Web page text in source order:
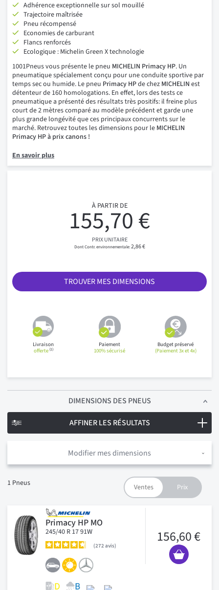
Adhérence exceptionnelle sur sol mouillé
Trajectoire maîtrisée
Pneu récompensé
Economies de carburant
Flancs renforcés
Ecologique : Michelin Green X technologie
1001Pneus vous présente le pneu MICHELIN Primacy HP. Un
pneumatique spécialement conçu pour une conduite sportive par
temps sec ou humide. Le pneu Primacy HPde chez MICHELIN est
détenteur de 160 homologations. En effet, lors des tests ce
pneumatique a présenté des résultats très positifs: il freine plus
court de 2 mètres comparé au modèle précédent et garde une
plus grande longévité que ces principaux concurrents sur le
marché. Retrouvez toutes les dimensions pour le MICHELIN
Primacy HP à prix canons !
En savoir plus
À PARTIR DE
155,70 €
PRIX UNITAIRE
2,86 €
TROUVER MES DIMENSIONS
Livraison
offerte(1)
Paiement
100% sécurisé
Budget préservé
(Paiement 3x et 4x)
DIMENSIONS DES PNEUS
Modifier mes dimensions
1 Pneus
Primacy HP MO
245/40 R 17 91W
272 avis
156,60 €
AFFINER LES RÉSULTATS